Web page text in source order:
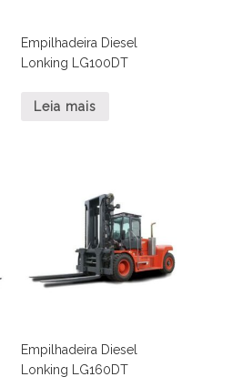
Empilhadeira Diesel
Lonking LG100DT
Leia mais
Empilhadeira Diesel
Lonking LG160DT